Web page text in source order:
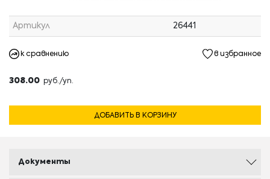
Артикул 26441
к сравнению в избранное
308.00 руб./уп.
ДОБАВИТЬ В КОРЗИНУ
Документы